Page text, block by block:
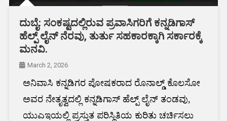
ದುಬೈ: ಸಂಕಷ್ಟದಲ್ಲಿರುವ ಪ್ರವಾಸಿಗರಿಗೆ ಕನ್ನಡಿಗಾಸ್
ಹೆಲ್ಪ್ ಲೈನ್ ನೆರವು, ತುರ್ತು ಸಹಕಾರಕ್ಕಾಗಿ ಸರ್ಕಾರಕ್ಕೆ
ಮನವಿ.
March 2, 2026
ಅನಿವಾಸಿ ಕನ್ನಡಿಗರ ಪೋಷಕರಾದ ರೊನಾಲ್ಡ್ ಕೊಲಸೋ
ಅವರ ನೇತೃತ್ವದಲ್ಲಿ ಕನ್ನಡಿಗಾಸ್ ಹೆಲ್ಪ್ ಲೈನ್ ತಂಡವು,
ಯುಎಇಯಲ್ಲಿ ಪ್ರಸ್ತುತ ಪರಿಸ್ಥಿತಿಯ ಕುರಿತು ಚರ್ಚಿಸಲು